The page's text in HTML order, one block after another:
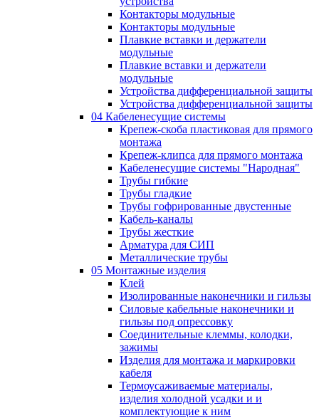
Контакторы модульные
Контакторы модульные
Плавкие вставки и держатели
модульные
Плавкие вставки и держатели
модульные
Устройства дифференциальной защиты
Устройства дифференциальной защиты
04 Кабеленесущие системы
Крепеж-скоба пластиковая для прямого
монтажа
Крепеж-клипса для прямого монтажа
Кабеленесущие системы "Народная"
Трубы гибкие
Трубы гладкие
Трубы гофрированные двустенные
Кабель-каналы
Трубы жесткие
Арматура для СИП
Металлические трубы
05 Монтажные изделия
Клей
Изолированные наконечники и гильзы
Силовые кабельные наконечники и
гильзы под опрессовку
Соединительные клеммы, колодки,
зажимы
Изделия для монтажа и маркировки
кабеля
Термоусаживаемые материалы,
изделия холодной усадки и и
комплектующие к ним